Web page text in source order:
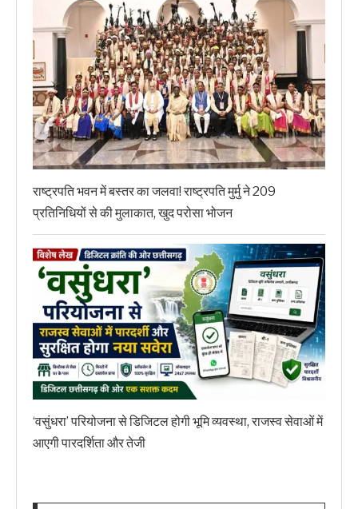
राष्ट्रपति भवन में बस्तर का जलवा! राष्ट्रपति मुर्मु ने 209
प्रतिनिधियों से की मुलाकात, खुद परोसा भोजन
‘वसुंधरा’ परियोजना से डिजिटल होगी भूमि व्यवस्था, राजस्व सेवाओं में
आएगी पारदर्शिता और तेजी